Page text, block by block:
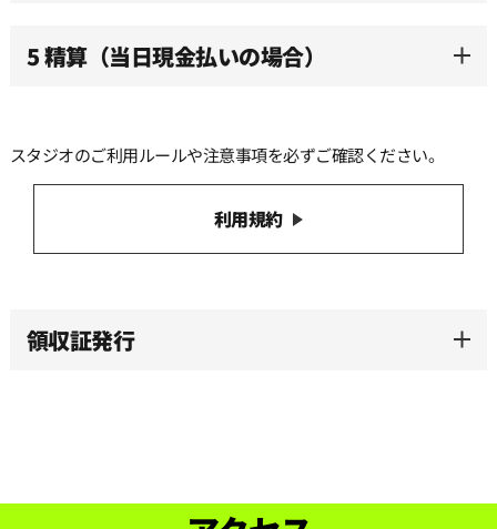
5 精算（当日現金払いの場合）
スタジオのご利用ルールや注意事項を必ずご確認ください。
利用規約
領収証発行